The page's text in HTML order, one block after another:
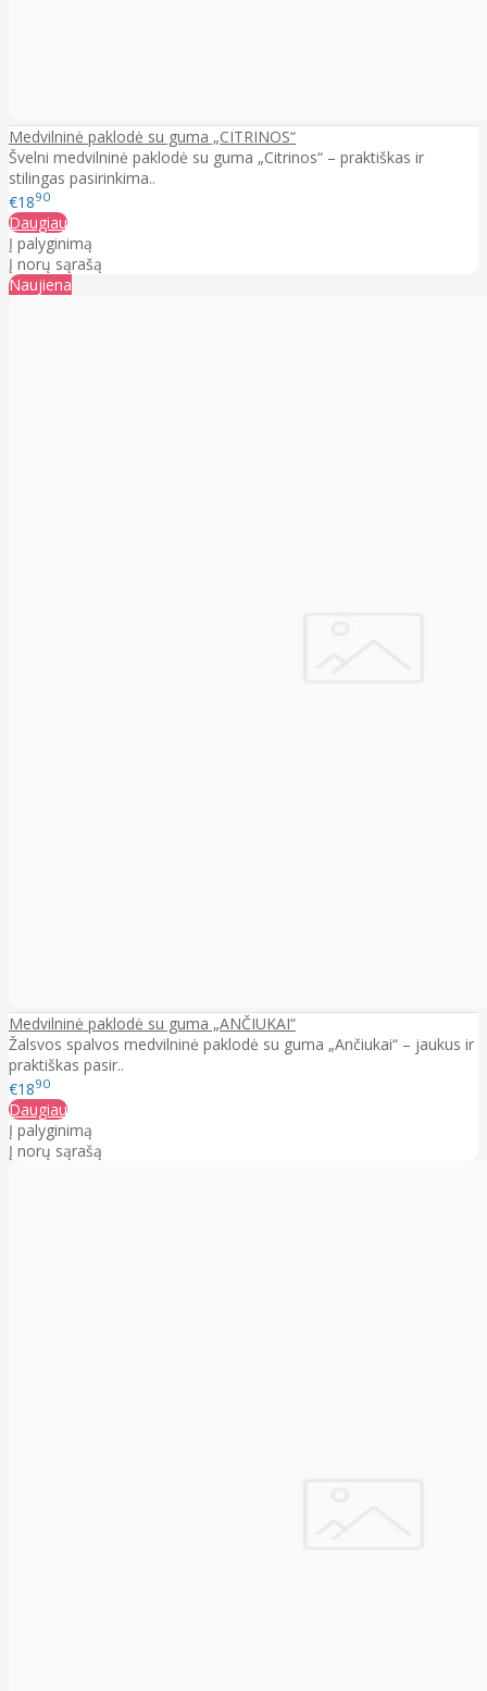
Medvilninė paklodė su guma „CITRINOS“
Švelni medvilninė paklodė su guma „Citrinos“ – praktiškas ir
stilingas pasirinkima..
€1890
Daugiau
Į palyginimą
Į norų sąrašą
Naujiena
Medvilninė paklodė su guma „ANČIUKAI“
Žalsvos spalvos medvilninė paklodė su guma „Ančiukai“ – jaukus ir
praktiškas pasir..
€1890
Daugiau
Į palyginimą
Į norų sąrašą